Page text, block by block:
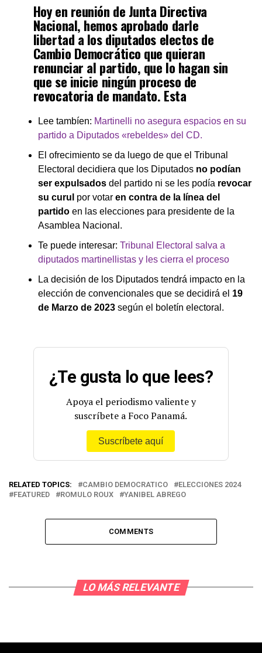
Hoy en reunión de Junta Directiva
Nacional, hemos aprobado darle
libertad a los diputados electos de
Cambio Democrático que quieran
renunciar al partido, que lo hagan sin
que se inicie ningún proceso de
revocatoria de mandato. Esta
DIC-2022.
— Rómulo Roux (@romuloroux)December 11, 2022
Lee tambíen: Martinelli no asegura espacios en su
partido a Diputados «rebeldes» del CD.
El ofrecimiento se da luego de que el Tribunal
Electoral decidiera que los Diputados no podían
ser expulsados del partido ni se les podía revocar
su curul por votar en contra de la línea del
partido en las elecciones para presidente de la
Asamblea Nacional.
Te puede interesar: Tribunal Electoral salva a
diputados martinellistas y les cierra el proceso
La decisión de los Diputados tendrá impacto en la
elección de convencionales que se decidirá el 19
de Marzo de 2023 según el boletín electoral.
¿Te gusta lo que lees?
Apoya el periodismo valiente y
suscríbete a Foco Panamá.
Suscríbete aquí
RELATED TOPICS: CAMBIO DEMOCRATICO
ELECCIONES 2024
FEATURED
ROMULO ROUX YANIBEL ABREGO
COMMENTS
LO MÁS RELEVANTE